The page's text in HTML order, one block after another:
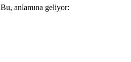
anlamına geliyor: